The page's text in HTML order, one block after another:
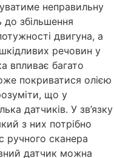
неправильну
збільшення
двигуна, а
речовин у
впливає багато
покриватися олією
що у
датчиків. У зв’язку
з них потрібно
ручного сканера
датчик можна